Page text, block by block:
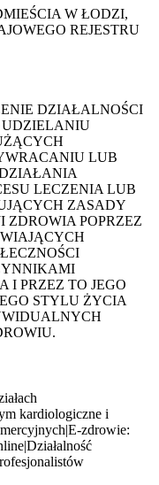
W ŁODZI,
REJESTRU
DZIAŁALNOŚCI
UDZIELANIU
LUB
LECZENIA LUB
ZASADY
ZDROWIA POPRZEZ
I PRZEZ TO JEGO
STYLU ŻYCIA
kardiologiczne i
E-zdrowie:
Działalność